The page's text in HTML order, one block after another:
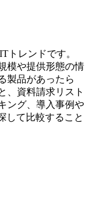
トレンドです。
模や提供形態の情
製品があったら
、資料請求リスト
ング、導入事例や
して比較すること